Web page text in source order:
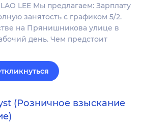
LEE Мы предлагаем: Зарплату
занятость с графиком 5/2.
на Прянишникова улице в
день. Чем предстоит
(Розничное взыскание